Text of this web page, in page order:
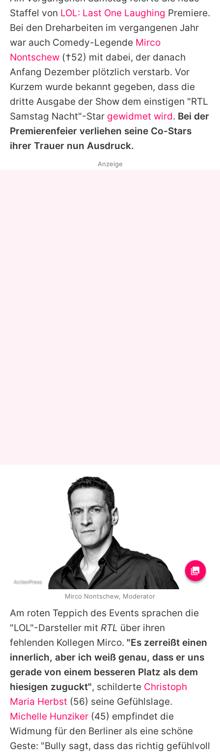
Datenschutzerklärung
Nutzungsbedingungen
Utiq verwalten
Staffel von LOL: Last One Laughing Premiere.
Bei den Dreharbeiten im vergangenen Jahr
war auch Comedy-Legende Mirco
Nontschew (†52) mit dabei, der danach
Anfang Dezember plötzlich verstarb. Vor
Kurzem wurde bekannt gegeben, dass die
dritte Ausgabe der Show dem einstigen "RTL
Samstag Nacht"-Star gewidmet wird. Bei der
Premierenfeier verliehen seine Co-Stars
ihrer Trauer nun Ausdruck.
Am roten Teppich des Events sprachen die
"LOL"-Darsteller mit RTL über ihren
fehlenden Kollegen Mirco. "Es zerreißt einen
innerlich, aber ich weiß genau, dass er uns
gerade von einem besseren Platz als dem
hiesigen zuguckt", schilderte Christoph
Maria Herbst (56) seine Gefühlslage.
Michelle Hunziker (45) empfindet die
Widmung für den Berliner als eine schöne
Geste: "Bully sagt, dass das richtig gefühlvoll
Anzeige
ActionPress
Mirco Nontschew, Moderator